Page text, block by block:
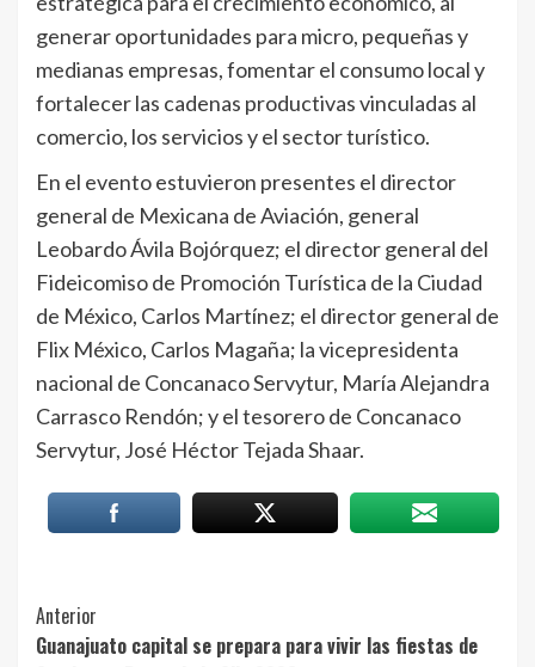
generar oportunidades para micro, pequeñas y
medianas empresas, fomentar el consumo local y
fortalecer las cadenas productivas vinculadas al
comercio, los servicios y el sector turístico.
En el evento estuvieron presentes el director
general de Mexicana de Aviación, general
Leobardo Ávila Bojórquez; el director general del
Fideicomiso de Promoción Turística de la Ciudad
de México, Carlos Martínez; el director general de
Flix México, Carlos Magaña; la vicepresidenta
nacional de Concanaco Servytur, María Alejandra
Carrasco Rendón; y el tesorero de Concanaco
Servytur, José Héctor Tejada Shaar.
Post
Anterior
Guanajuato capital se prepara para vivir las fiestas de